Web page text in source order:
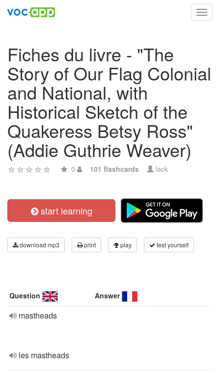
Fiches du livre - "The
Story of Our Flag Colonial
and National, with
Historical Sketch of the
Quakeress Betsy Ross"
(Addie Guthrie Weaver)
0 101 flashcards lack
start learning
download mp3 print play test yourself
Question Answer
mastheads
les mastheads